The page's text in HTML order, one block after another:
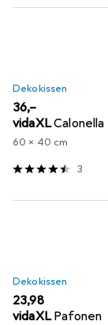
Dekokissen
EUR
36,–
vidaXLCalonella
60 x 40 cm
3
Dekokissen
EUR
23,98
vidaXL Pafonen